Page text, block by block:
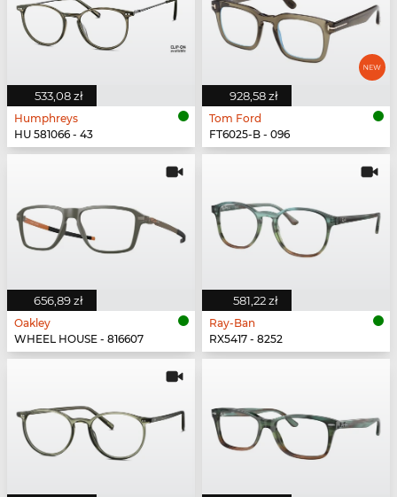
533,08 zł
Humphreys
HU 581066 - 43
928,58 zł
Tom Ford
FT6025-B - 096
656,89 zł
Oakley
WHEEL HOUSE - 816607
581,22 zł
Ray-Ban
RX5417 - 8252